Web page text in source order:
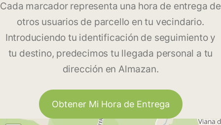
Cada marcador representa una hora de entrega de
otros usuarios de parcello en tu vecindario.
Introduciendo tu identificación de seguimiento y
tu destino, predecimos tu llegada personal a tu
dirección en Almazan.
Obtener Mi Hora de Entrega